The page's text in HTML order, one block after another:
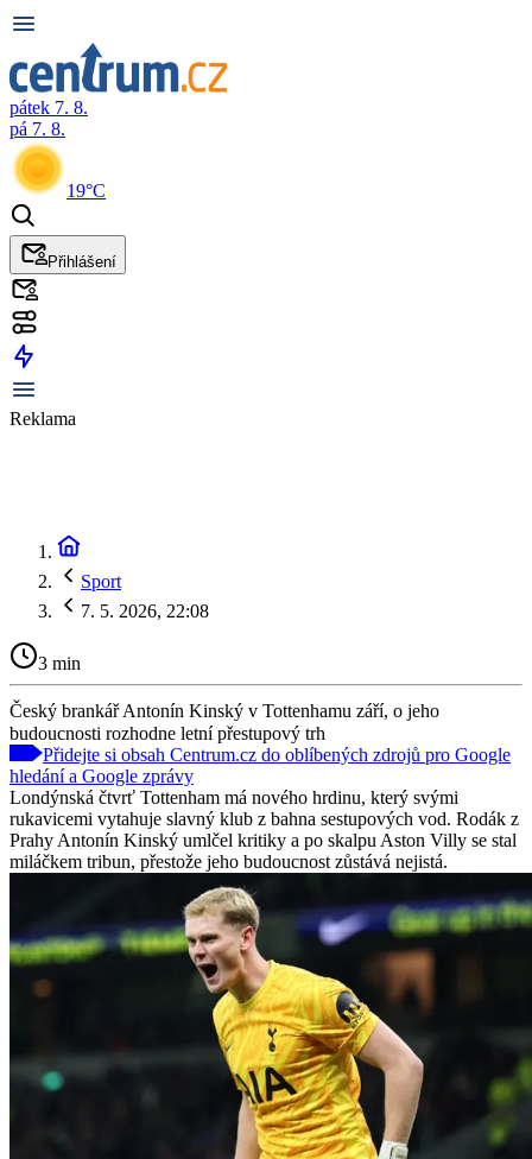
pátek 7. 8.
pá 7. 8.
19°C
Přihlášení
Reklama
Sport
7. 5. 2026, 22:08
3 min
Český brankář Antonín Kinský v Tottenhamu září, o jeho
budoucnosti rozhodne letní přestupový trh
Přidejte si obsah Centrum.cz do oblíbených zdrojů pro Google
hledání a Google zprávy
Londýnská čtvrť Tottenham má nového hrdinu, který svými
rukavicemi vytahuje slavný klub z bahna sestupových vod. Rodák z
Prahy Antonín Kinský umlčel kritiky a po skalpu Aston Villy se stal
miláčkem tribun, přestože jeho budoucnost zůstává nejistá.